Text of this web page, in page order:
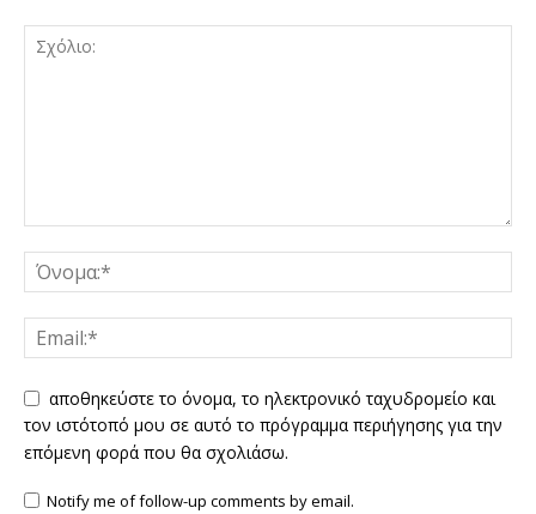
αποθηκεύστε το όνομα, το ηλεκτρονικό ταχυδρομείο και
τον ιστότοπό μου σε αυτό το πρόγραμμα περιήγησης για την
επόμενη φορά που θα σχολιάσω.
Notify me of follow-up comments by email.